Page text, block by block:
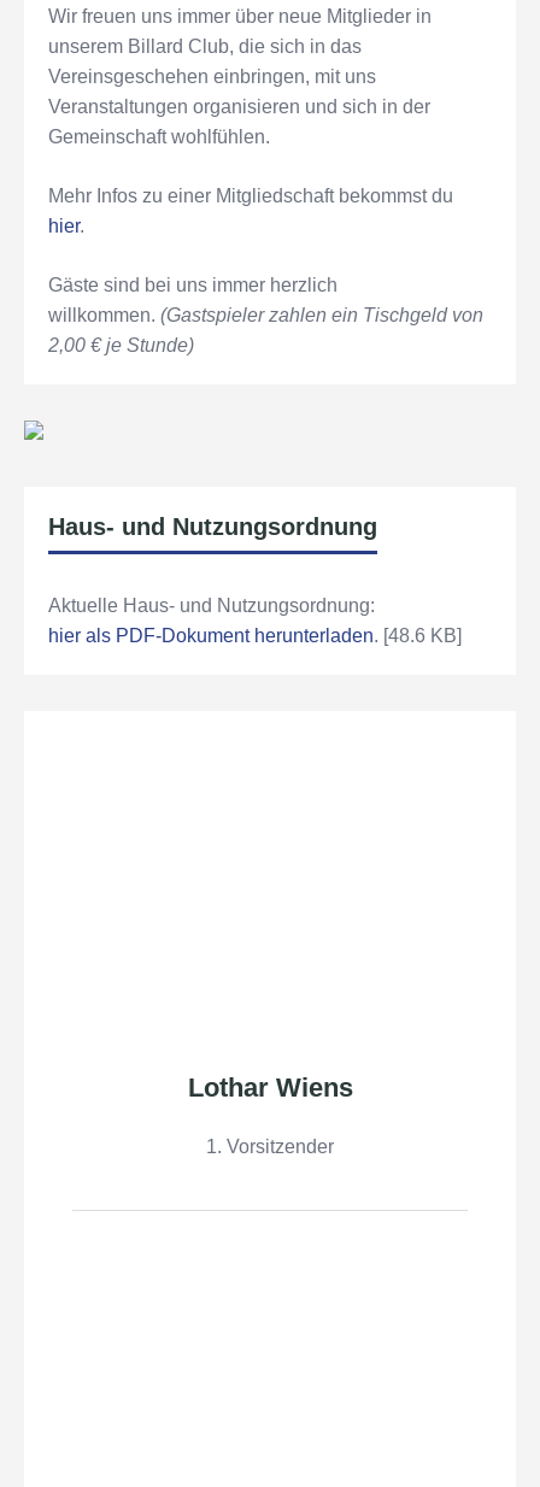
Wir freuen uns immer über neue Mitglieder in
unserem Billard Club, die sich in das
Vereinsgeschehen einbringen, mit uns
Veranstaltungen organisieren und sich in der
Gemeinschaft wohlfühlen.
Mehr Infos zu einer Mitgliedschaft bekommst du
hier.
Gäste sind bei uns immer herzlich
willkommen. (Gastspieler zahlen ein Tischgeld von
2,00 € je Stunde)
Haus- und Nutzungsordnung
Aktuelle Haus- und Nutzungsordnung:
hier als PDF-Dokument herunterladen. [48.6 KB]
Lothar Wiens
1. Vorsitzender